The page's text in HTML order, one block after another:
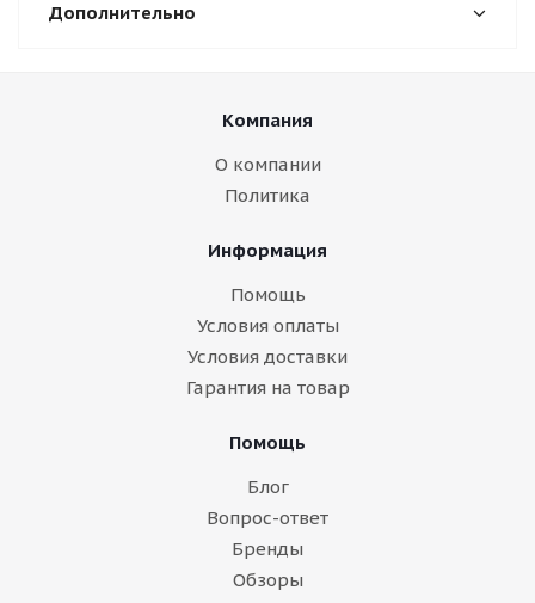
Дополнительно
Компания
О компании
Политика
Информация
Помощь
Условия оплаты
Условия доставки
Гарантия на товар
Помощь
Блог
Вопрос-ответ
Бренды
Обзоры